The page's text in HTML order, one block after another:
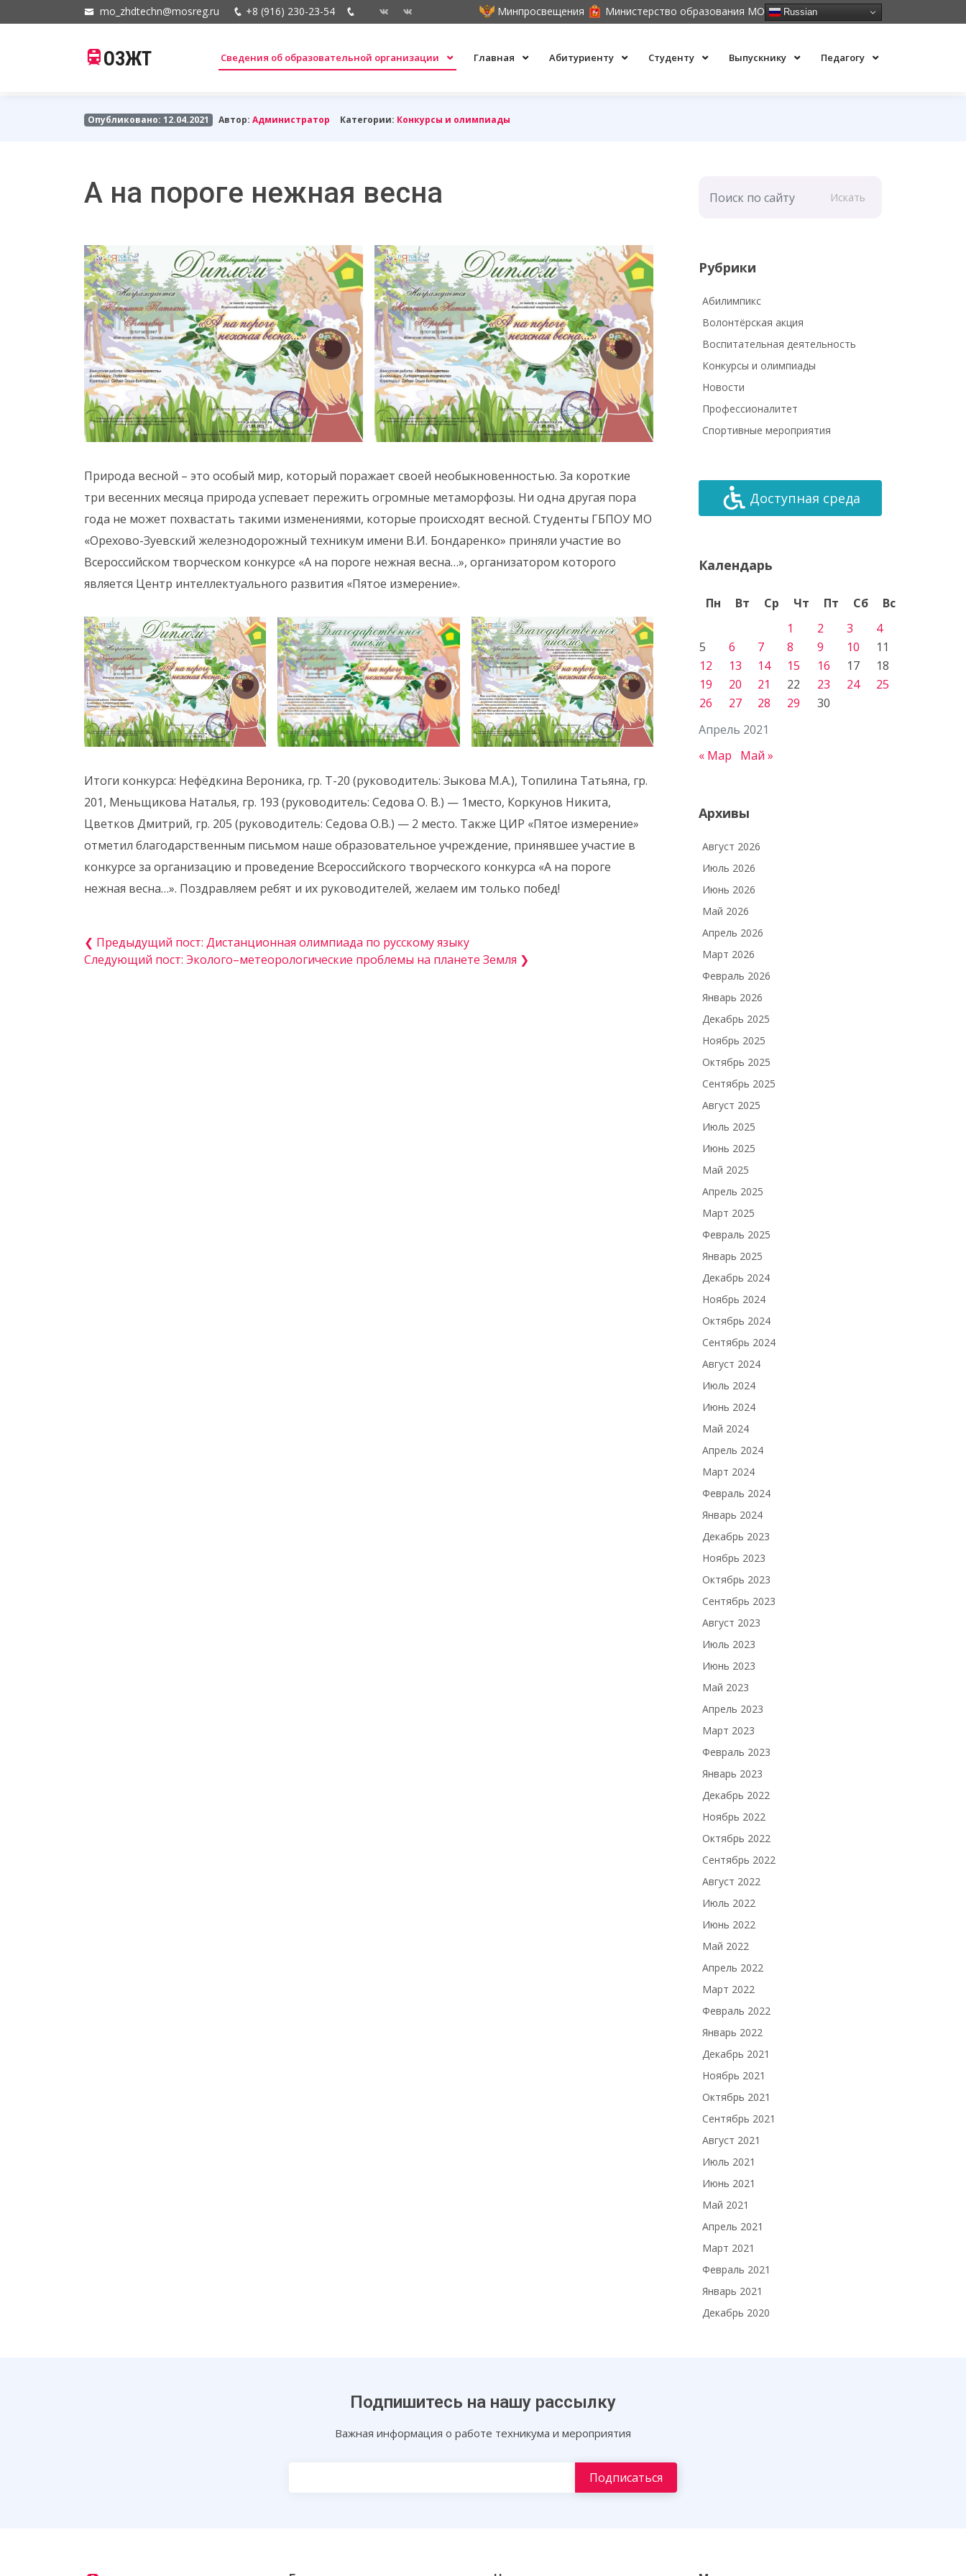
mo_zhdtechn@mosreg.ru +8 (916) 230-23-54 Минпросвещения Министерство образования МО Russian
ОЗЖТ Сведения об образовательной организации Главная Абитуриенту Студенту Выпускнику Педагогу
Опубликовано: 12.04.2021 Автор:Администратор Категории: Конкурсы и олимпиады
А на пороге нежная весна
Природа весной – это особый мир, который поражает своей необыкновенностью. За короткие
три весенних месяца природа успевает пережить огромные метаморфозы. Ни одна другая пора
года не может похвастать такими изменениями, которые происходят весной. Студенты ГБПОУ МО
«Орехово-Зуевский железнодорожный техникум имени В.И. Бондаренко» приняли участие во
Всероссийском творческом конкурсе «А на пороге нежная весна…», организатором которого
является Центр интеллектуального развития «Пятое измерение».
Итоги конкурса: Нефёдкина Вероника, гр. Т-20 (руководитель: Зыкова М.А.), Топилина Татьяна, гр.
201, Меньщикова Наталья, гр. 193 (руководитель: Седова О. В.) — 1место, Коркунов Никита,
Цветков Дмитрий, гр. 205 (руководитель: Седова О.В.) — 2 место. Также ЦИР «Пятое измерение»
отметил благодарственным письмом наше образовательное учреждение, принявшее участие в
конкурсе за организацию и проведение Всероссийского творческого конкурса «А на пороге
нежная весна…». Поздравляем ребят и их руководителей, желаем им только побед!
❮ Предыдущий пост: Дистанционная олимпиада по русскому языку
Следующий пост: Эколого–метеорологические проблемы на планете Земля ❯
Искать
Рубрики
Абилимпикс
Волонтёрская акция
Воспитательная деятельность
Конкурсы и олимпиады
Новости
Профессионалитет
Спортивные мероприятия
Доступная среда
Календарь
Апрель 2021
Пн Вт Ср Чт Пт Сб
Вс
1
2 3
4
5
6 7 8 9 10
11
12
13 14 15 16 17
18
19
20 21 22 23 24
25
26
27 28 29 30
« Мар Май »
Архивы
Август 2026
Июль 2026
Июнь 2026
Май 2026
Апрель 2026
Март 2026
Февраль 2026
Январь 2026
Декабрь 2025
Ноябрь 2025
Октябрь 2025
Сентябрь 2025
Август 2025
Июль 2025
Июнь 2025
Май 2025
Апрель 2025
Март 2025
Февраль 2025
Январь 2025
Декабрь 2024
Ноябрь 2024
Октябрь 2024
Сентябрь 2024
Август 2024
Июль 2024
Июнь 2024
Май 2024
Апрель 2024
Март 2024
Февраль 2024
Январь 2024
Декабрь 2023
Ноябрь 2023
Октябрь 2023
Сентябрь 2023
Август 2023
Июль 2023
Июнь 2023
Май 2023
Апрель 2023
Март 2023
Февраль 2023
Январь 2023
Декабрь 2022
Ноябрь 2022
Октябрь 2022
Сентябрь 2022
Август 2022
Июль 2022
Июнь 2022
Май 2022
Апрель 2022
Март 2022
Февраль 2022
Январь 2022
Декабрь 2021
Ноябрь 2021
Октябрь 2021
Сентябрь 2021
Август 2021
Июль 2021
Июнь 2021
Май 2021
Апрель 2021
Март 2021
Февраль 2021
Январь 2021
Декабрь 2020
Подпишитесь на нашу рассылку
Важная информация о работе техникума и мероприятия